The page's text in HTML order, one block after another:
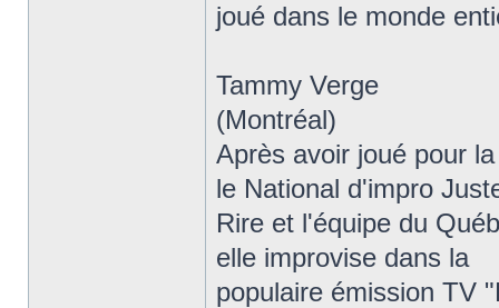
joué dans le monde
Tammy Verge
(Montréal)
Après avoir joué pour
le National d'impro
Rire et l'équipe du
elle improvise dans la
populaire émission TV